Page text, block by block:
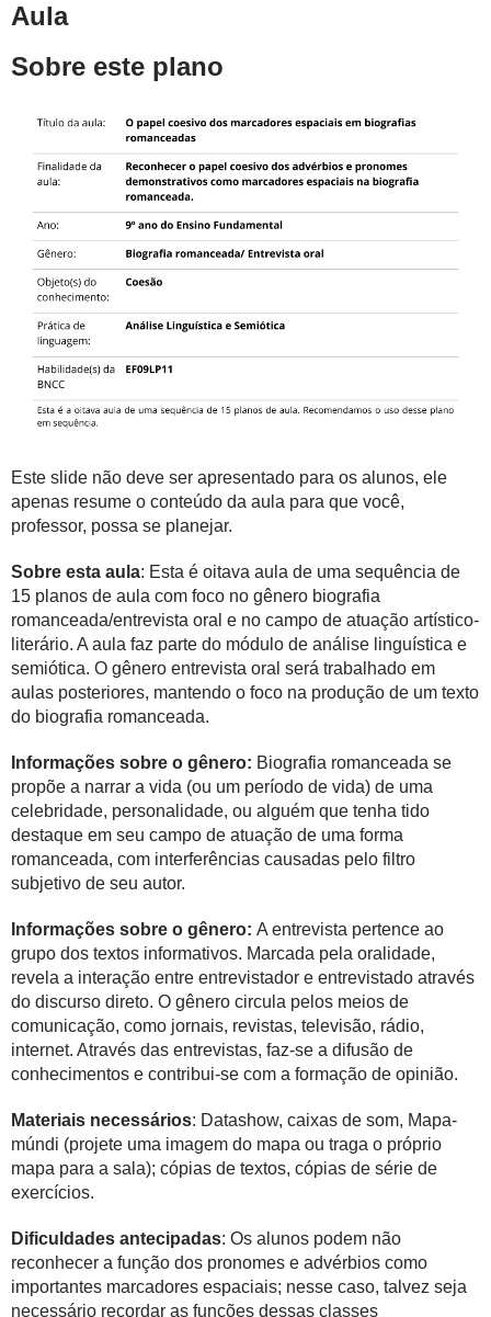
Aula
Sobre este plano
Este slide não deve ser apresentado para os alunos, ele
apenas resume o conteúdo da aula para que você,
professor, possa se planejar.
Sobre esta aula: Esta é oitava aula de uma sequência de
15 planos de aula com foco no gênero biografia
romanceada/entrevista oral e no campo de atuação artístico-
literário. A aula faz parte do módulo de análise linguística e
semiótica. O gênero entrevista oral será trabalhado em
aulas posteriores, mantendo o foco na produção de um texto
do biografia romanceada.
Informações sobre o gênero: Biografia romanceada se
propõe a narrar a vida (ou um período de vida) de uma
celebridade, personalidade, ou alguém que tenha tido
destaque em seu campo de atuação de uma forma
romanceada, com interferências causadas pelo filtro
subjetivo de seu autor.
Informações sobre o gênero: A entrevista pertence ao
grupo dos textos informativos. Marcada pela oralidade,
revela a interação entre entrevistador e entrevistado através
do discurso direto. O gênero circula pelos meios de
comunicação, como jornais, revistas, televisão, rádio,
internet. Através das entrevistas, faz-se a difusão de
conhecimentos e contribui-se com a formação de opinião.
Materiais necessários: Datashow, caixas de som, Mapa-
múndi (projete uma imagem do mapa ou traga o próprio
mapa para a sala); cópias de textos, cópias de série de
exercícios.
Dificuldades antecipadas: Os alunos podem não
reconhecer a função dos pronomes e advérbios como
importantes marcadores espaciais; nesse caso, talvez seja
necessário recordar as funções dessas classes